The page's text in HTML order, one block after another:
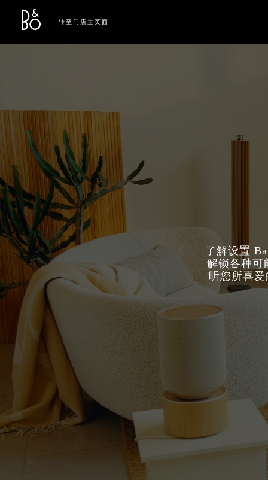
Bang & Olufsen - Exist to Create
转至门店主页面
了解设置
解锁各种可
听您所喜